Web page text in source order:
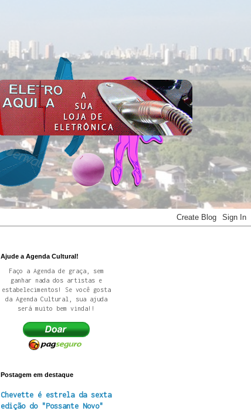
Ajude a Agenda Cultural!
Faço a Agenda de graça, sem
ganhar nada dos artistas e
estabelecimentos! Se você gosta
da Agenda Cultural, sua ajuda
será muito bem vinda!!
Postagem em destaque
Chevette é estrela da sexta
edição do "Possante Novo"